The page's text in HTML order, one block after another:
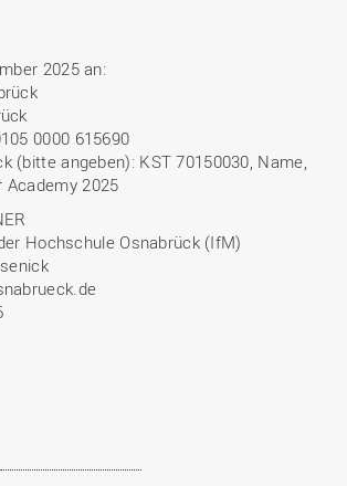
2025 an:
0000 615690
(bitte angeben): KST 70150030, Name,
Academy 2025
Hochschule Osnabrück (IfM)